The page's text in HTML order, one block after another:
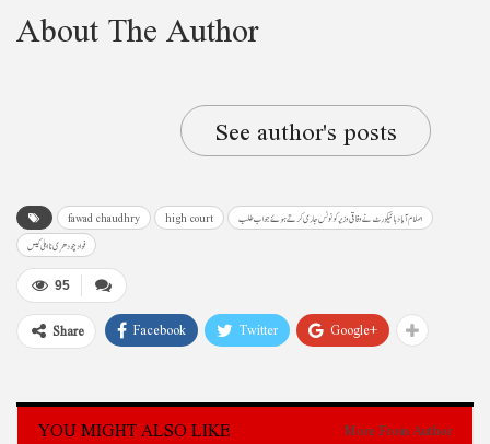
About The Author
See author's posts
fawad chaudhry high court
اسلام آبادہائیکورٹ نے وفاقی وزیر کو نوٹس جاری کرتے ہوئے جواب طلب
فوادچودھری نااہلی کیس
95
Share Facebook Twitter Google+
YOU MIGHT ALSO LIKE More From Author